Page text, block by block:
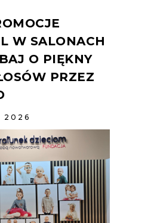
W SALONACH
O PIĘKNY
PRZEZ
2026